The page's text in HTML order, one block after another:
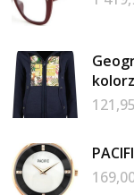
121,95